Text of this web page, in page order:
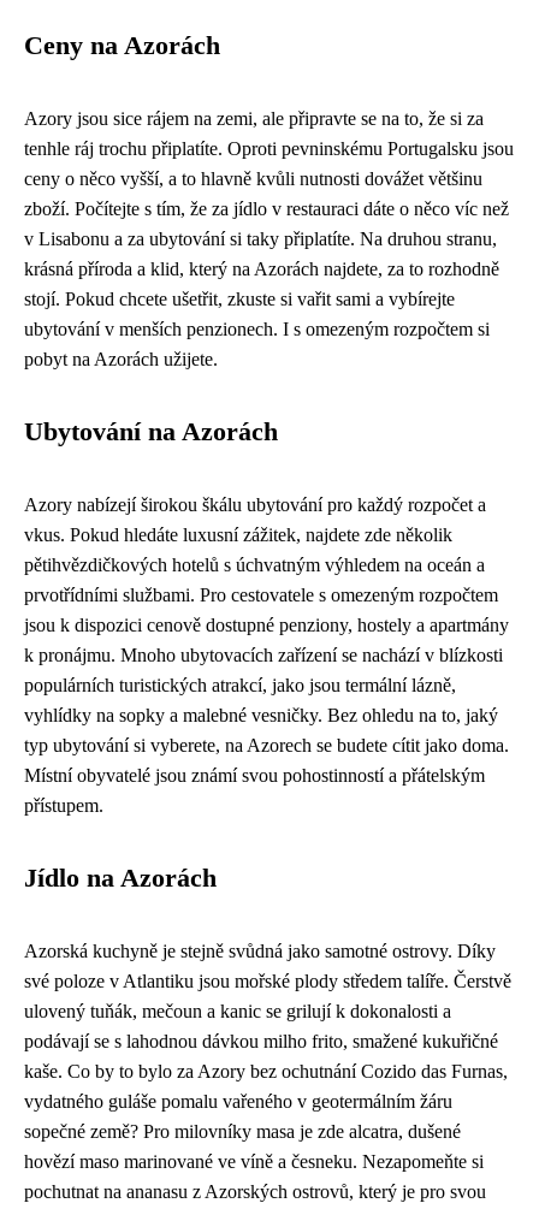
Ceny na Azorách
Azory jsou sice rájem na zemi, ale připravte se na to, že si za
tenhle ráj trochu připlatíte. Oproti pevninskému Portugalsku jsou
ceny o něco vyšší, a to hlavně kvůli nutnosti dovážet většinu
zboží. Počítejte s tím, že za jídlo v restauraci dáte o něco víc než
v Lisabonu a za ubytování si taky připlatíte. Na druhou stranu,
krásná příroda a klid, který na Azorách najdete, za to rozhodně
stojí. Pokud chcete ušetřit, zkuste si vařit sami a vybírejte
ubytování v menších penzionech. I s omezeným rozpočtem si
pobyt na Azorách užijete.
Ubytování na Azorách
Azory nabízejí širokou škálu ubytování pro každý rozpočet a
vkus. Pokud hledáte luxusní zážitek, najdete zde několik
pětihvězdičkových hotelů s úchvatným výhledem na oceán a
prvotřídními službami. Pro cestovatele s omezeným rozpočtem
jsou k dispozici cenově dostupné penziony, hostely a apartmány
k pronájmu. Mnoho ubytovacích zařízení se nachází v blízkosti
populárních turistických atrakcí, jako jsou termální lázně,
vyhlídky na sopky a malebné vesničky. Bez ohledu na to, jaký
typ ubytování si vyberete, na Azorech se budete cítit jako doma.
Místní obyvatelé jsou známí svou pohostinností a přátelským
přístupem.
Jídlo na Azorách
Azorská kuchyně je stejně svůdná jako samotné ostrovy. Díky
své poloze v Atlantiku jsou mořské plody středem talíře. Čerstvě
ulovený tuňák, mečoun a kanic se grilují k dokonalosti a
podávají se s lahodnou dávkou milho frito, smažené kukuřičné
kaše. Co by to bylo za Azory bez ochutnání Cozido das Furnas,
vydatného guláše pomalu vařeného v geotermálním žáru
sopečné země? Pro milovníky masa je zde alcatra, dušené
hovězí maso marinované ve víně a česneku. Nezapomeňte si
pochutnat na ananasu z Azorských ostrovů, který je pro svou